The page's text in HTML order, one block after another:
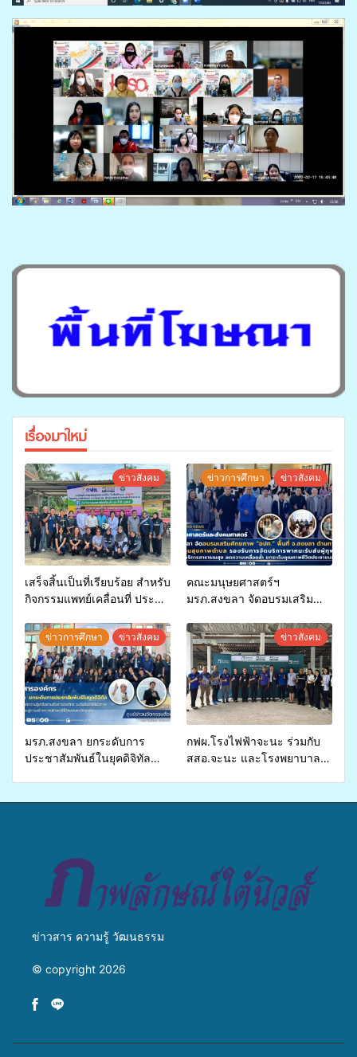
เรื่องมาใหม่
ข่าวสังคม
เสร็จสิ้นเป็นที่เรียบร้อย สำหรับ
กิจกรรมแพทย์เคลื่อนที่ ประจำ
สุขภาพแก่ประชาชนในพื้นที่
อำเภอจะนะ
ข่าวการศึกษา ข่าวสังคม
คณะมนุษยศาสตร์ฯ
มรภ.สงขลา จัดอบรมเสริม
จ่ายงบกองทุนสุขภาพตำบล
รองรับการจัดบริการพาหนะรับ
ส่งผู้ทุพพลภาพเพื่อเข้ารับ
บริการสาธารณสุข ลดความ
เหลื่อมล้ำ ยกระดับคุณภาพ
ชีวิตประชาชนอย่างยั่งยืน
ข่าวการศึกษา ข่าวสังคม
มรภ.สงขลา ยกระดับการ
ประชาสัมพันธ์ในยุคดิจิทัล
ข่าวสังคม
กฟผ.โรงไฟฟ้าจะนะ ร่วมกับ
สสอ.จะนะ และโรงพยาบาล
ข่าวสาร ความรู้ วัฒนธรรม
© copyright 2026